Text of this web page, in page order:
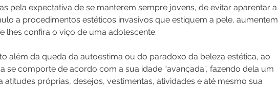
pela expectativa de se manterem sempre jovens, de evitar aparentar a
a procedimentos estéticos invasivos que estiquem a pele, aumentem
lhes confira o viço de uma adolescente.
além da queda da autoestima ou do paradoxo da beleza estética, ao
se comporte de acordo com a sua idade “avançada”, fazendo dela um
atitudes próprias, desejos, vestimentas, atividades e até mesmo sua